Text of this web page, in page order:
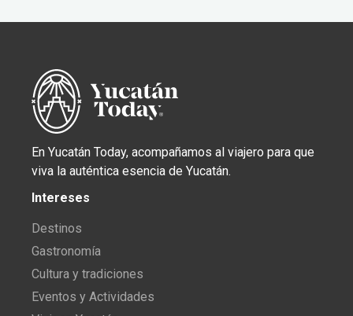
En Yucatán Today, acompañamos al viajero para que
viva la auténtica esencia de Yucatán.
Intereses
Destinos
Gastronomía
Cultura y tradiciones
Eventos y Actividades